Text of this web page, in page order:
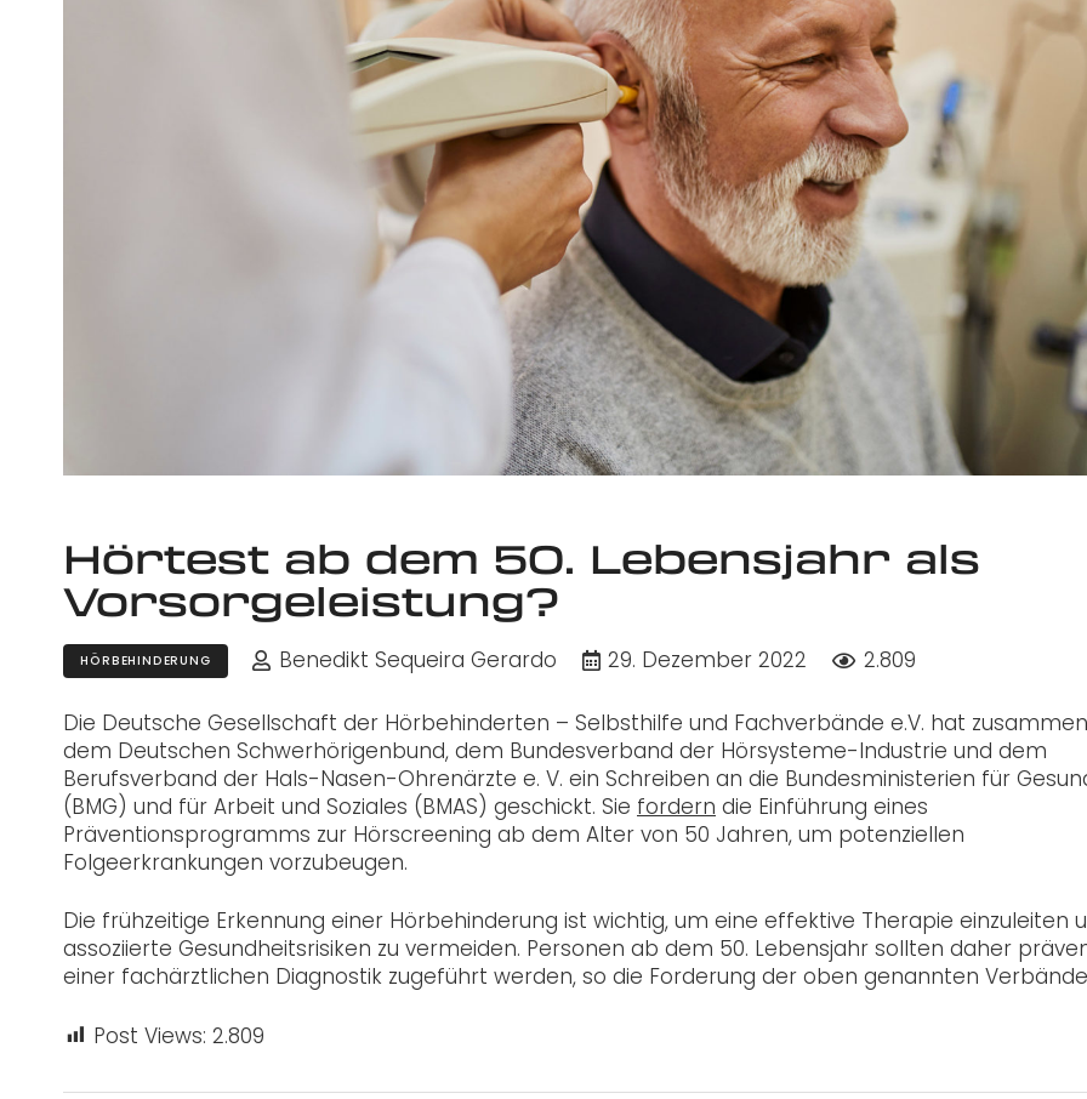
Hörtest ab dem 50. Lebensjahr als
Vorsorgeleistung?
HÖRBEHINDERUNG Benedikt Sequeira Gerardo 29. Dezember 2022 2.809
Die Deutsche Gesellschaft der Hörbehinderten – Selbsthilfe und Fachverbände e.V. hat
dem Deutschen Schwerhörigenbund, dem Bundesverband der Hörsysteme-Industrie und dem
Berufsverband der Hals-Nasen-Ohrenärzte e. V. ein Schreiben an die Bundesministerien für
(BMG) und für Arbeit und Soziales (BMAS) geschickt. Sie fordern die Einführung eines
Präventionsprogramms zur Hörscreening ab dem Alter von 50 Jahren, um potenziellen
Folgeerkrankungen vorzubeugen.
Die frühzeitige Erkennung einer Hörbehinderung ist wichtig, um eine effektive Therapie einzuleiten
assoziierte Gesundheitsrisiken zu vermeiden. Personen ab dem 50. Lebensjahr sollten daher
einer fachärztlichen Diagnostik zugeführt werden, so die Forderung der oben genannten
Post Views: 2.809